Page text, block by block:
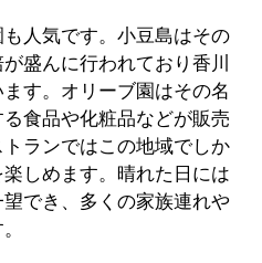
人気です。小豆島はその
盛んに行われており香川
す。オリーブ園はその名
食品や化粧品などが販売
ランではこの地域でしか
しめます。晴れた日には
でき、多くの家族連れや